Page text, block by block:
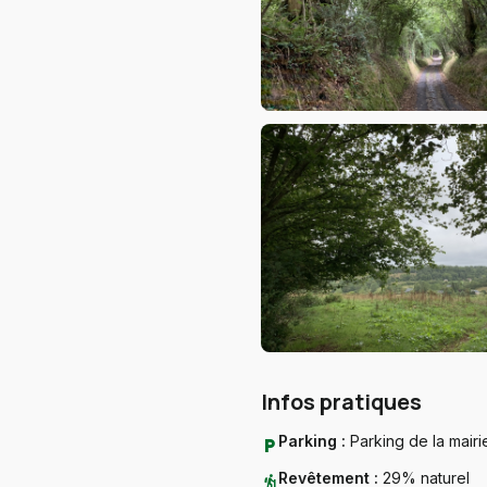
Infos pratiques
local_parking Parking : Parking de la
Revêtement : 29% naturel